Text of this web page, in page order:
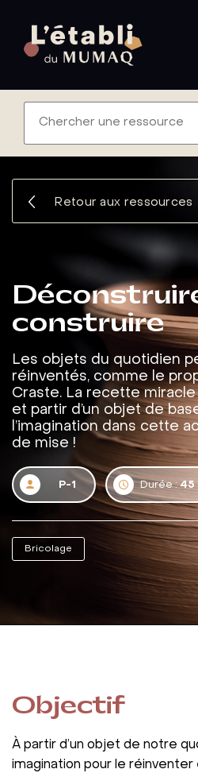
Retour aux ressources
construire
Les objets du quotidien
réinventés, comme le
Craste. La recette miracle
et partir d’un objet de
l’imagination dans cette
de mise !
P-1 Durée :45
Bricolage
Objectif
À partir d’un objet de notre
imagination pour le réinventer